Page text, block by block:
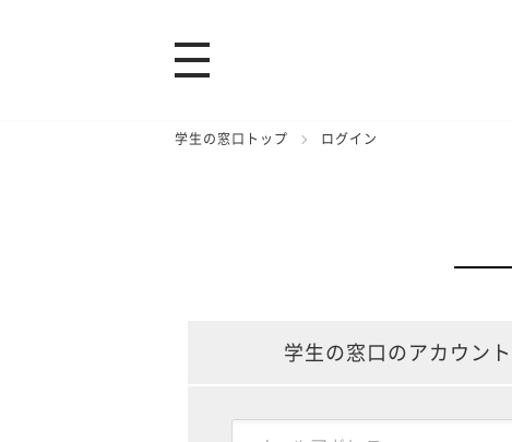
学生の窓口トップ ログイン
学生の窓口のアカウン